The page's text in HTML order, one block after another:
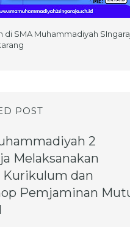
di SMA Muhammadiyah
POST
2
Melaksanakan
Kurikulum dan
Pemjaminan